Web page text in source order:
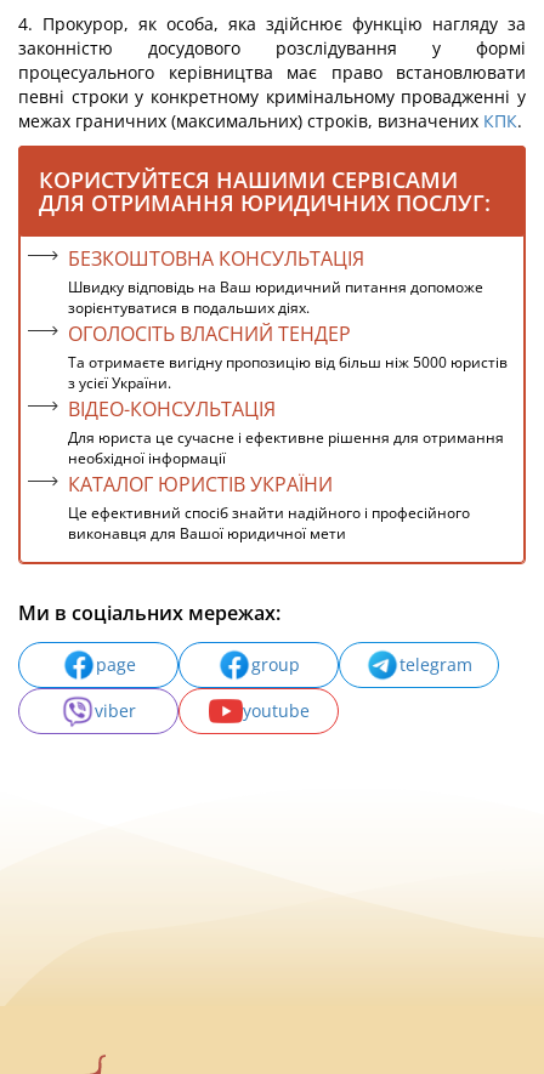
4. Прокурор, як особа, яка здійснює функцію нагляду за
законністю досудового розслідування у формі
процесуального керівництва має право встановлювати
певні строки у конкретному кримінальному провадженні у
межах граничних (максимальних) строків, визначених КПК.
КОРИСТУЙТЕСЯ НАШИМИ СЕРВІСАМИ
ДЛЯ ОТРИМАННЯ ЮРИДИЧНИХ ПОСЛУГ:
БЕЗКОШТОВНА КОНСУЛЬТАЦІЯ
Швидку відповідь на Ваш юридичний питання допоможе
зорієнтуватися в подальших діях.
ОГОЛОСІТЬ ВЛАСНИЙ ТЕНДЕР
Та отримаєте вигідну пропозицію від більш ніж 5000 юристів
з усієї України.
ВІДЕО-КОНСУЛЬТАЦІЯ
Для юриста це сучасне і ефективне рішення для отримання
необхідної інформації
КАТАЛОГ ЮРИСТІВ УКРАЇНИ
Це ефективний спосіб знайти надійного і професійного
виконавця для Вашої юридичної мети
Ми в соціальних мережах:
page group
telegram
viber
youtube